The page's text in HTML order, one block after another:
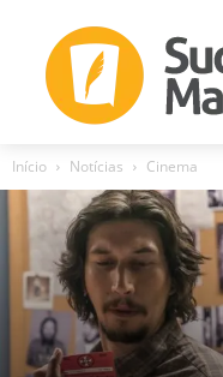
Início Notícias Cinema